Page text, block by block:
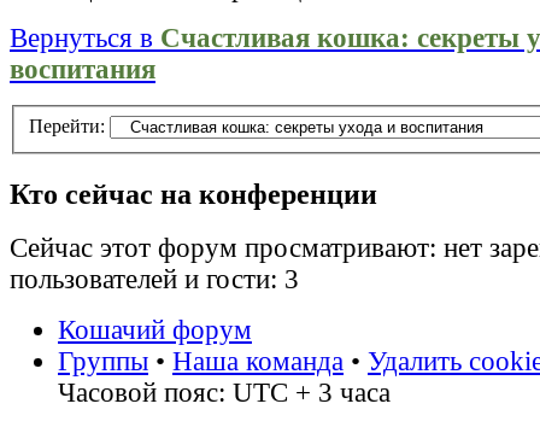
Вернуться в Счастливая кошка: секреты
воспитания
Перейти:
Кто сейчас на конференции
Сейчас этот форум просматривают: нет
пользователей и гости: 3
Кошачий форум
Группы • Наша команда • Удалить
Часовой пояс: UTC + 3 часа